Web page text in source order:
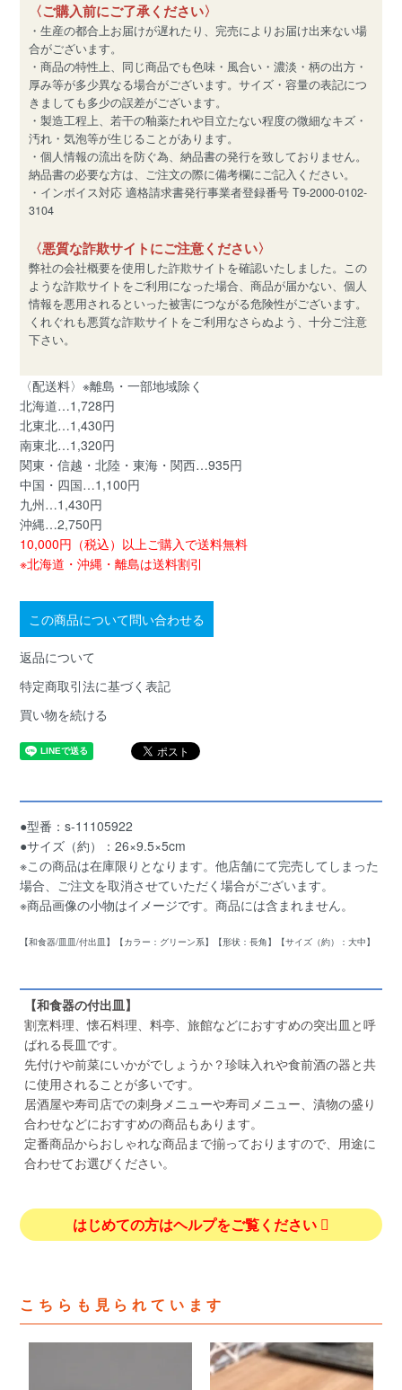
〈ご購入前にご了承ください〉
・生産の都合上お届けが遅れたり、完売によりお届け出来ない場
合がございます。
・商品の特性上、同じ商品でも色味・風合い・濃淡・柄の出方・
厚み等が多少異なる場合がございます。サイズ・容量の表記につ
きましても多少の誤差がございます。
・製造工程上、若干の釉薬たれや目立たない程度の微細なキズ・
汚れ・気泡等が生じることがあります。
・個人情報の流出を防ぐ為、納品書の発行を致しておりません。
納品書の必要な方は、ご注文の際に備考欄にご記入ください。
・インボイス対応 適格請求書発行事業者登録番号 T9-2000-0102-
3104
〈悪質な詐欺サイトにご注意ください〉
弊社の会社概要を使用した詐欺サイトを確認いたしました。この
ような詐欺サイトをご利用になった場合、商品が届かない、個人
情報を悪用されるといった被害につながる危険性がございます。
くれぐれも悪質な詐欺サイトをご利用なさらぬよう、十分ご注意
下さい。
〈配送料〉※離島・一部地域除く
北海道…1,728円
北東北…1,430円
南東北…1,320円
関東・信越・北陸・東海・関西…935円
中国・四国…1,100円
九州…1,430円
沖縄…2,750円
10,000円（税込）以上ご購入で送料無料
※北海道・沖縄・離島は送料割引
この商品について問い合わせる
返品について
特定商取引法に基づく表記
買い物を続ける
●型番：s-11105922
●サイズ（約）：26×9.5×5cm
※この商品は在庫限りとなります。他店舗にて完売してしまった
場合、ご注文を取消させていただく場合がございます。
※商品画像の小物はイメージです。商品には含まれません。
【和食器/皿皿/付出皿】【カラー：グリーン系】【形状：長角】【サイズ（約）：大中】
【和食器の付出皿】
割烹料理、懐石料理、料亭、旅館などにおすすめの突出皿と呼
ばれる長皿です。
先付けや前菜にいかがでしょうか？珍味入れや食前酒の器と共
に使用されることが多いです。
居酒屋や寿司店での刺身メニューや寿司メニュー、漬物の盛り
合わせなどにおすすめの商品もあります。
定番商品からおしゃれな商品まで揃っておりますので、用途に
合わせてお選びください。
はじめての方はヘルプをご覧ください
こちらも見られています